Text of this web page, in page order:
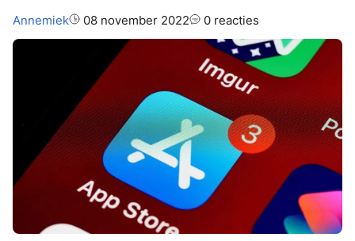
Auteur:
Annemiek 08 november 2022 0 reacties